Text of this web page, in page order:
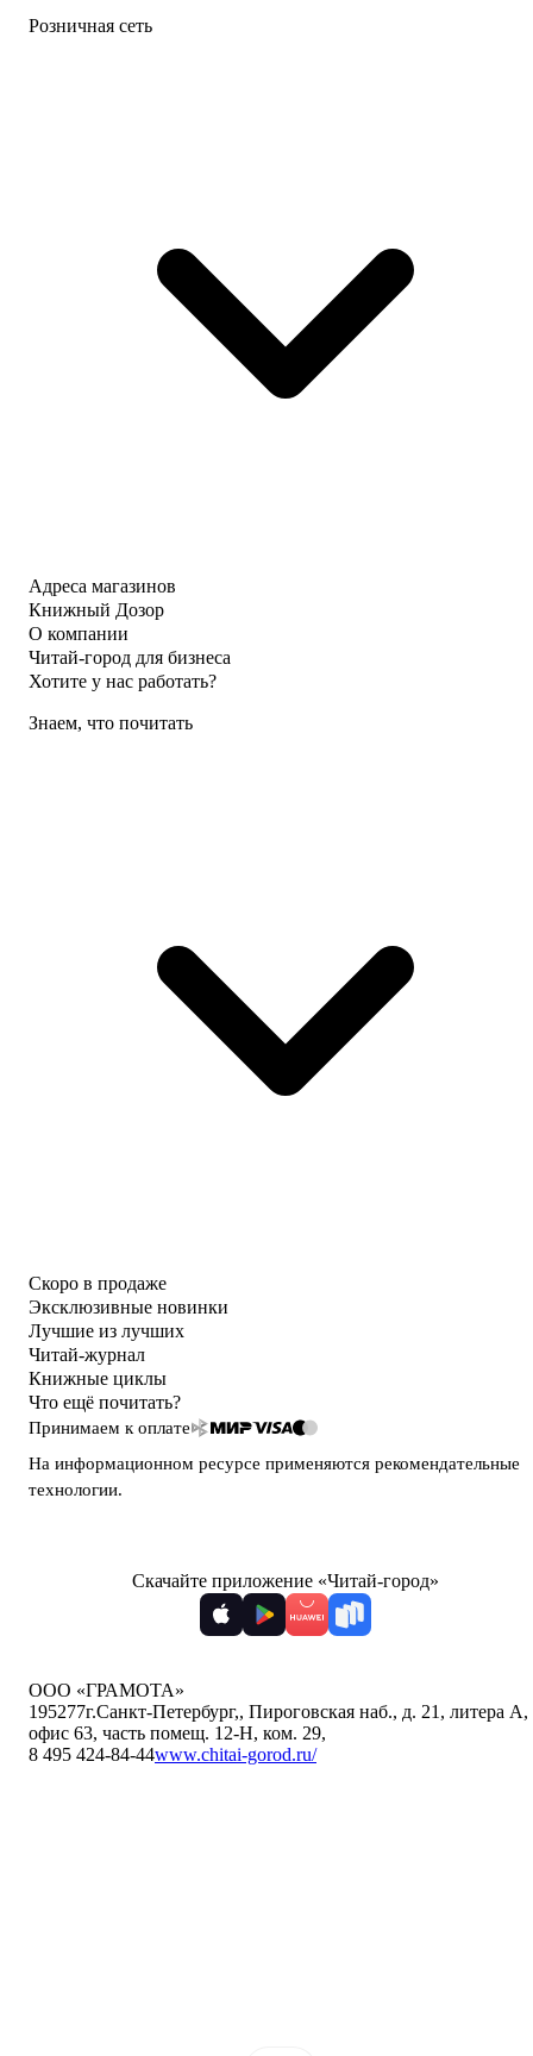
Розничная сеть
Адреса магазинов
Книжный Дозор
О компании
Читай-город для бизнеса
Хотите у нас работать?
Знаем, что почитать
Скоро в продаже
Эксклюзивные новинки
Лучшие из лучших
Читай-журнал
Книжные циклы
Что ещё почитать?
Принимаем к оплате
На информационном ресурсе применяются рекомендательные
технологии.
Скачайте приложение «Читай-город»
ООО «ГРАМОТА»
195277г.Санкт-Петербург,, Пироговская наб., д. 21, литера А,
офис 63, часть помещ. 12-Н, ком. 29,
8 495 424-84-44www.chitai-gorod.ru/